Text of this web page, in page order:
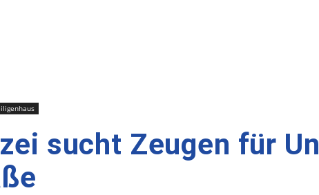
sucht Zeugen für